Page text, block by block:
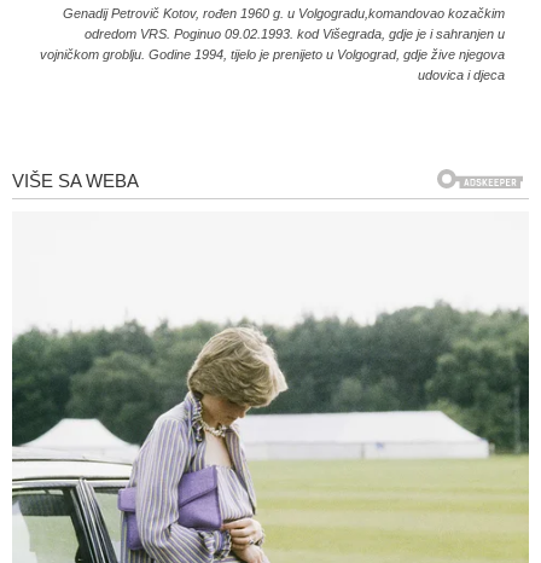
Genadij Petrovič Kotov, rođen 1960 g. u Volgogradu,komandovao kozačkim
odredom VRS. Poginuo 09.02.1993. kod Višegrada, gdje je i sahranjen u
vojničkom groblju. Godine 1994, tijelo je prenijeto u Volgograd, gdje žive njegova
udovica i djeca